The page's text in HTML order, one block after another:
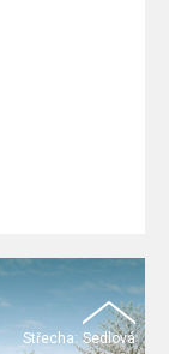
Střecha: Sedlová